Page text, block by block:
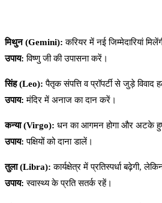
मिथुन (Gemini): करियर में नई जिम्मेदारियां
उपाय: विष्णु जी की उपासना करें।
सिंह (Leo):पैतृक संपत्ति व प्रॉपर्टी से जुड़े विवाद
उपाय: मंदिर में अनाज का दान करें।
कन्या (Virgo): धन का आगमन होगा और अटके
उपाय:पक्षियों को दाना डालें।
तुला (Libra): कार्यक्षेत्र में प्रतिस्पर्धा बढ़ेगी,
उपाय: स्वास्थ्य के प्रति सतर्क रहें।